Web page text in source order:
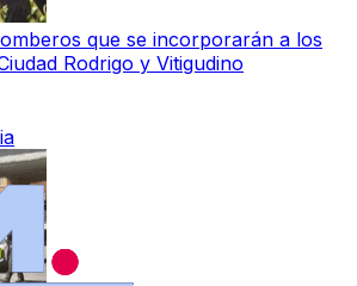
que se incorporarán a los
Rodrigo y Vitigudino